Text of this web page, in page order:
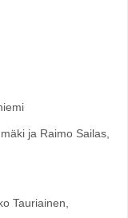
ja Raimo Sailas,
Tauriainen,